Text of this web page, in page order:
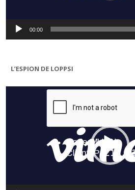
00:00
L’ESPION DE LOPPSI
Lecteur